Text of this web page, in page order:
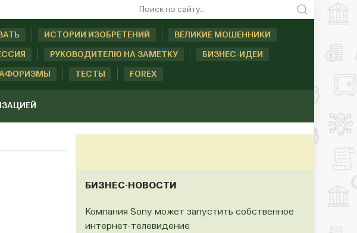
ИСТОРИИ ИЗОБРЕТЕНИЙ ВЕЛИКИЕ МОШЕННИКИ
РУКОВОДИТЕЛЮ НА ЗАМЕТКУ БИЗНЕС-ИДЕИ
ТЕСТЫ FOREX
БИЗНЕС-НОВОСТИ
Компания Sony может запустить собственное
интернет-телевидение